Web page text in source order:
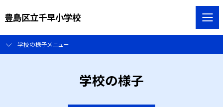
豊島区立千早小学校
学校の様子メニュー
学校の様子